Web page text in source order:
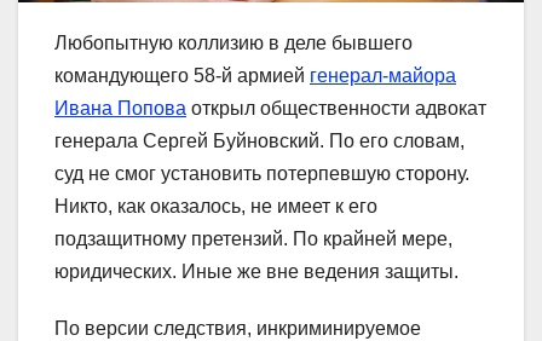
Любопытную коллизию в деле бывшего
командующего 58-й армией генерал-майора
Ивана Попова открыл общественности адвокат
генерала Сергей Буйновский. По его словам,
суд не смог установить потерпевшую сторону.
Никто, как оказалось, не имеет к его
подзащитному претензий. По крайней мере,
юридических. Иные же вне ведения защиты.
По версии следствия, инкриминируемое